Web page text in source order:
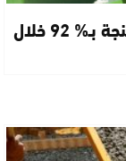
ارتفاع مفرغات الصيد البحري بميناء طنجة بـ% 92 خلال